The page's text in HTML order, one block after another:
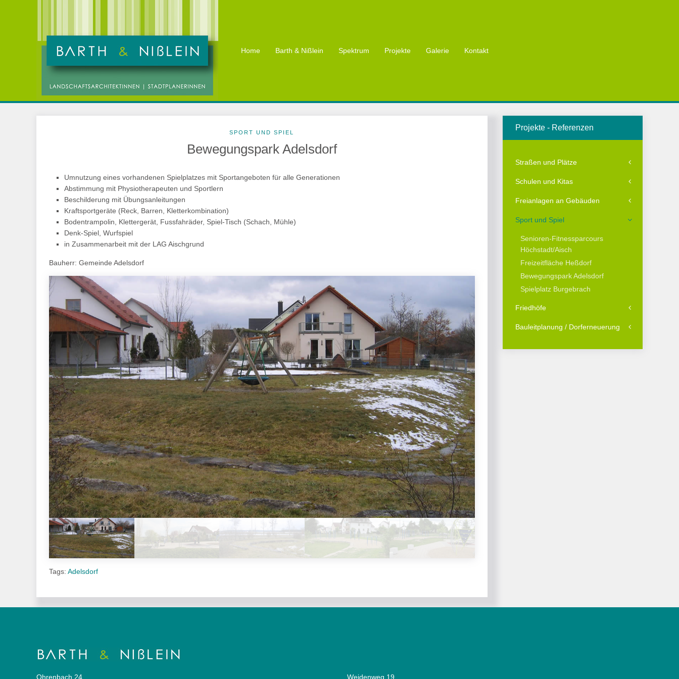
Home Barth & Nißlein Spektrum Projekte Galerie Kontakt
SPORT UND SPIEL
Bewegungspark Adelsdorf
Umnutzung eines vorhandenen Spielplatzes mit Sportangeboten für alle Generationen
Abstimmung mit Physiotherapeuten und Sportlern
Beschilderung mit Übungsanleitungen
Kraftsportgeräte (Reck, Barren, Kletterkombination)
Bodentrampolin, Klettergerät, Fussfahräder, Spiel-Tisch (Schach, Mühle)
Denk-Spiel, Wurfspiel
in Zusammenarbeit mit der LAG Aischgrund
Bauherr: Gemeinde Adelsdorf
Tags: Adelsdorf
Projekte - Referenzen
Straßen und Plätze
Schulen und Kitas
Freianlagen an Gebäuden
Sport und Spiel
Senioren-Fitnessparcours
Höchstadt/Aisch
Freizeitfläche Heßdorf
Bewegungspark Adelsdorf
Spielplatz Burgebrach
Friedhöfe
Bauleitplanung / Dorferneuerung
Ohrenbach 24 Weidenweg 19